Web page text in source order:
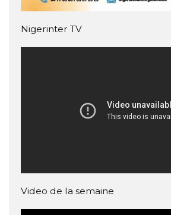
Nigerinter TV
Video de la semaine